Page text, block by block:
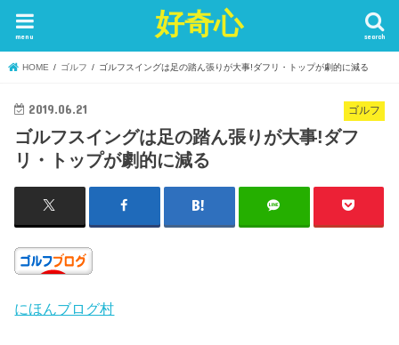
好奇心 search
menu
HOME ゴルフ ゴルフスイングは足の踏ん張りが大事!ダフリ・トップが劇的に減る
ゴルフ
2019.06.21
ゴルフスイングは足の踏ん張りが大事!ダフ
リ・トップが劇的に減る
にほんブログ村